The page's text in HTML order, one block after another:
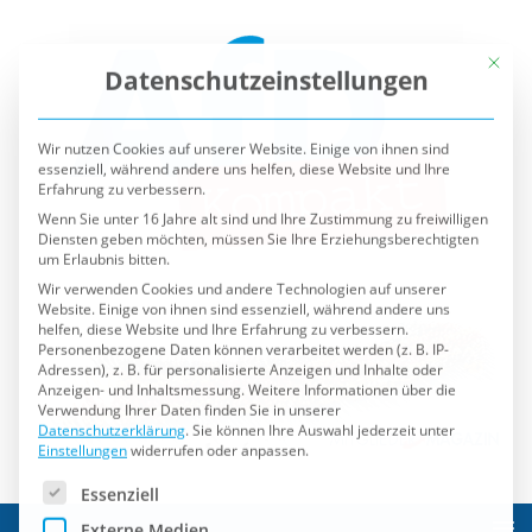
Wir nutzen Cookies auf unserer Website. Einige von ihnen sind
essenziell, während andere uns helfen, diese Website und Ihre
Erfahrung zu verbessern.
Wenn Sie unter 16 Jahre alt sind und Ihre Zustimmung zu freiwilligen
Diensten geben möchten, müssen Sie Ihre Erziehungsberechtigten
um Erlaubnis bitten.
Wir verwenden Cookies und andere Technologien auf unserer
Website. Einige von ihnen sind essenziell, während andere uns
helfen, diese Website und Ihre Erfahrung zu verbessern.
Personenbezogene Daten können verarbeitet werden (z. B. IP-
Adressen), z. B. für personalisierte Anzeigen und Inhalte oder
Anzeigen- und Inhaltsmessung.Weitere Informationen über die
Verwendung Ihrer Daten finden Sie in unserer
Datenschutzerklärung. Sie können Ihre Auswahl jederzeit unter
Einstellungenwiderrufen oder anpassen.
Es folgt eine Liste der Service-Gruppen, für die eine
Externe Medien